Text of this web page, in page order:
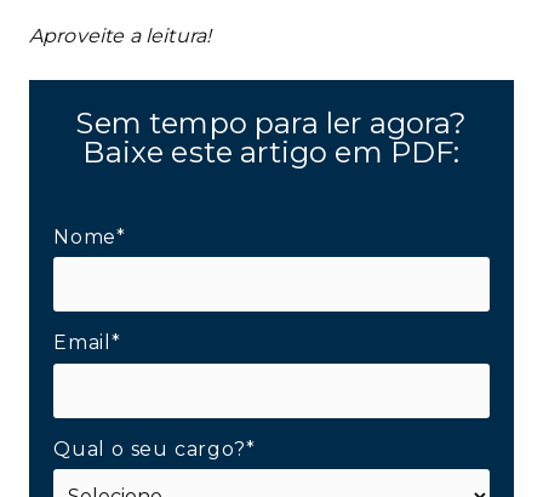
Aproveite a leitura!
Sem tempo para ler agora?
Baixe este artigo em PDF:
Nome*
Email*
Qual o seu cargo?*